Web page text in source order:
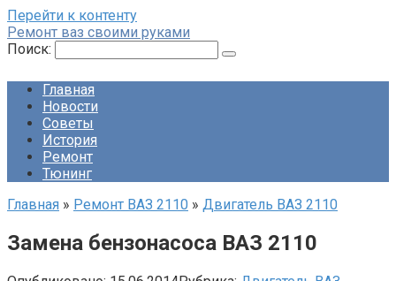
Перейти к контенту
Ремонт ваз своими руками
Поиск:
Главная
Новости
Советы
История
Ремонт
Тюнинг
Главная » Ремонт ВАЗ 2110 » Двигатель ВАЗ 2110
Замена бензонасоса ВАЗ 2110